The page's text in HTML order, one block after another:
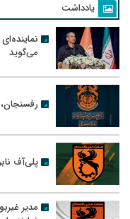
یادداشت
می‌گوید
پلی‌آف